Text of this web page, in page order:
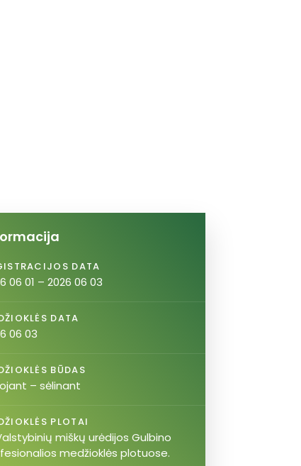
DATA
06 01 – 2026 06 03
DATA
06 03
BŪDAS
– sėlinant
PLOTAI
miškų urėdijos Gulbino
medžioklės plotuose.